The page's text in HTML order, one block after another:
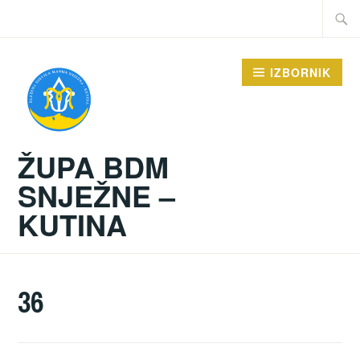
Traži:
ŽUPA BDM
SNJEŽNE –
KUTINA
IZBORNIK
36